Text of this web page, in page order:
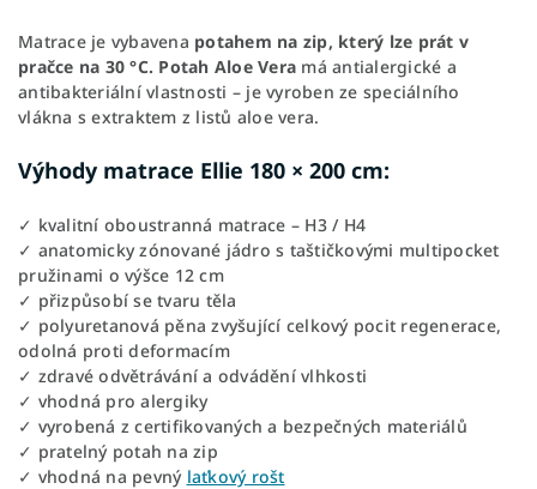
Matrace je vybavena potahem na zip, který lze prát v
pračce na 30 °C. Potah Aloe Vera má antialergické a
antibakteriální vlastnosti – je vyroben ze speciálního
vlákna s extraktem z listů aloe vera.
Výhody matrace Ellie 180 × 200 cm:
✓ kvalitní oboustranná matrace – H3 / H4
✓ anatomicky zónované jádro s taštičkovými multipocket
pružinami o výšce 12 cm
✓ přizpůsobí se tvaru těla
✓ polyuretanová pěna zvyšující celkový pocit regenerace,
odolná proti deformacím
✓ zdravé odvětrávání a odvádění vlhkosti
✓ vhodná pro alergiky
✓ vyrobená z certifikovaných a bezpečných materiálů
✓ pratelný potah na zip
✓ vhodná na pevný laťkový rošt